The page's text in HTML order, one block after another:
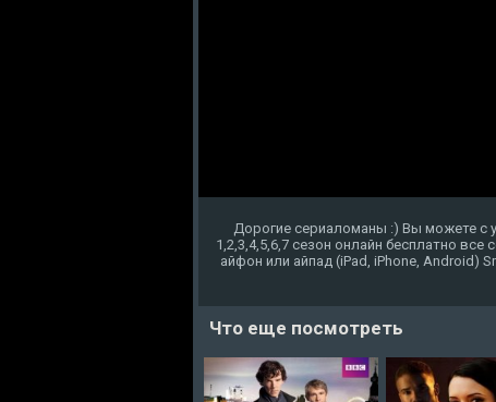
Дорогие сериаломаны :) Вы можете с
1,2,3,4,5,6,7 сезон онлайн бесплатно
айфон или айпад (iPad, iPhone, Android)
Что еще посмотреть